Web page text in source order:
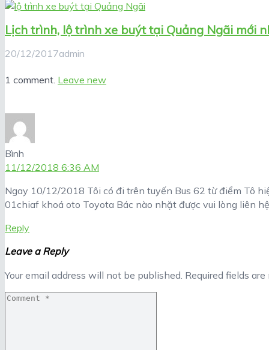
Lịch trình, lộ trình xe buýt tại Quảng Ngãi mới
20/12/2017admin
1 comment. Leave new
Bình
11/12/2018 6:36 AM
Ngay 10/12/2018 Tôi có đi trên tuyến Bus 62 từ điểm Tô
01chiaf khoá oto Toyota Bác nào nhặt được vui lòng liên
Reply
Leave a Reply
Your email address will not be published. Required fields